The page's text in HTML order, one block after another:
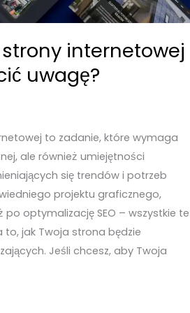
internetowej
uwagę?
to zadanie, które wymaga
ale również umiejętności
się trendów i potrzeb
projektu graficznego,
po optymalizację SEO – wszystkie te
to, jak Twoja strona będzie
Jeśli chcesz, aby Twoja